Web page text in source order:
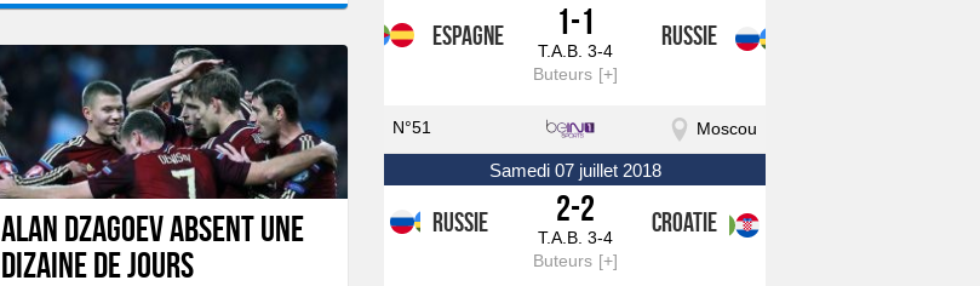
Alan Dzagoev absent une
dizaine de jours
Espagne 1-1
T.A.B. 3-4
Russie
Buteurs
N°51 Moscou
samedi 07 juillet 2018
Russie 2-2
T.A.B. 3-4
Croatie
Buteurs